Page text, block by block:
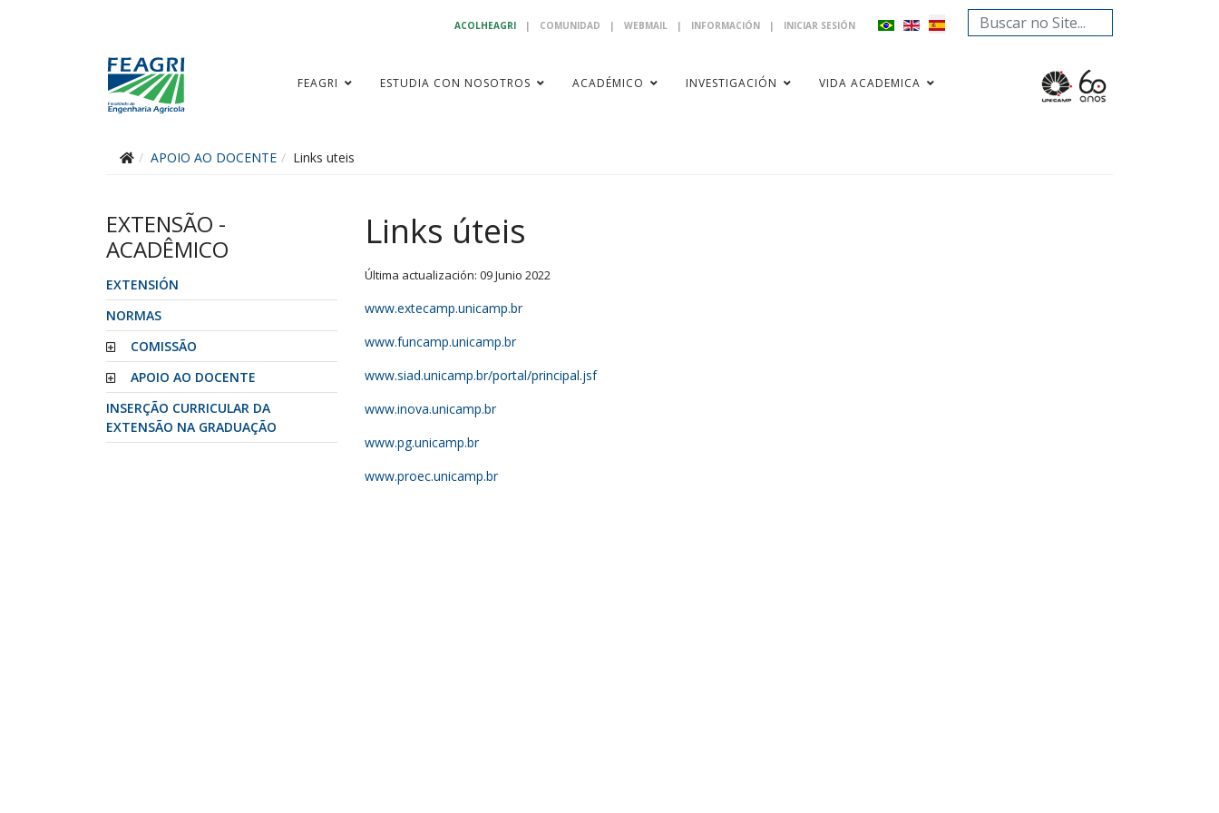
ACOLHEAGRI | COMUNIDAD | WEBMAIL | INFORMACIÓN | INICIAR SESIÓN Buscar...
FEAGRI ESTUDIA CON NOSOTROS ACADÉMICO INVESTIGACIÓN VIDA ACADEMICA
APOIO AO DOCENTE Links uteis
EXTENSÃO -
ACADÊMICO
EXTENSIÓN
NORMAS
COMISSÃO
APOIO AO DOCENTE
INSERÇÃO CURRICULAR DA
EXTENSÃO NA GRADUAÇÃO
Links úteis
Última actualización: 09 Junio 2022
www.extecamp.unicamp.br
www.funcamp.unicamp.br
www.siad.unicamp.br/portal/principal.jsf
www.inova.unicamp.br
www.pg.unicamp.br
www.proec.unicamp.br